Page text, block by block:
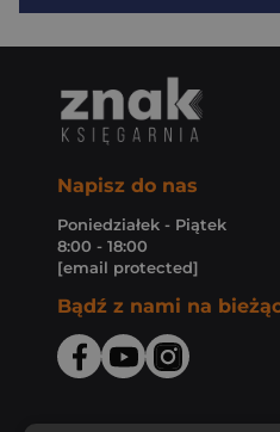
Napisz do nas
Poniedziałek - Piątek
8:00 - 18:00
[email protected]
Bądź z nami na